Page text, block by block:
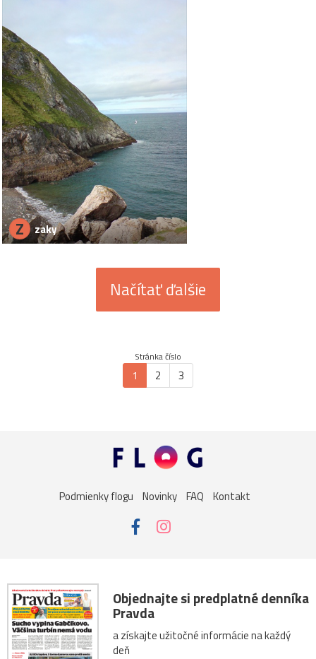
Z zaky
Načítať ďalšie
Stránka číslo
1 2 3
Podmienky flogu Novinky FAQ Kontakt
Objednajte si predplatné denníka
Pravda
a získajte užitočné informácie na každý
deň